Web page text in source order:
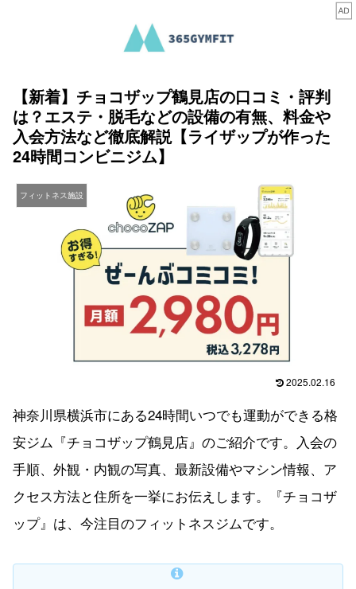
【新着】チョコザップ鶴見店の口コミ・評判
は？エステ・脱毛などの設備の有無、料金や
入会方法など徹底解説【ライザップが作った
24時間コンビニジム】
フィットネス施設
2025.02.16
神奈川県横浜市にある24時間いつでも運動ができる格
安ジム『チョコザップ鶴見店』のご紹介です。入会の
手順、外観・内観の写真、最新設備やマシン情報、ア
クセス方法と住所を一挙にお伝えします。『チョコザ
ップ』は、今注目のフィットネスジムです。